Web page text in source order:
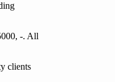
-. All
clients